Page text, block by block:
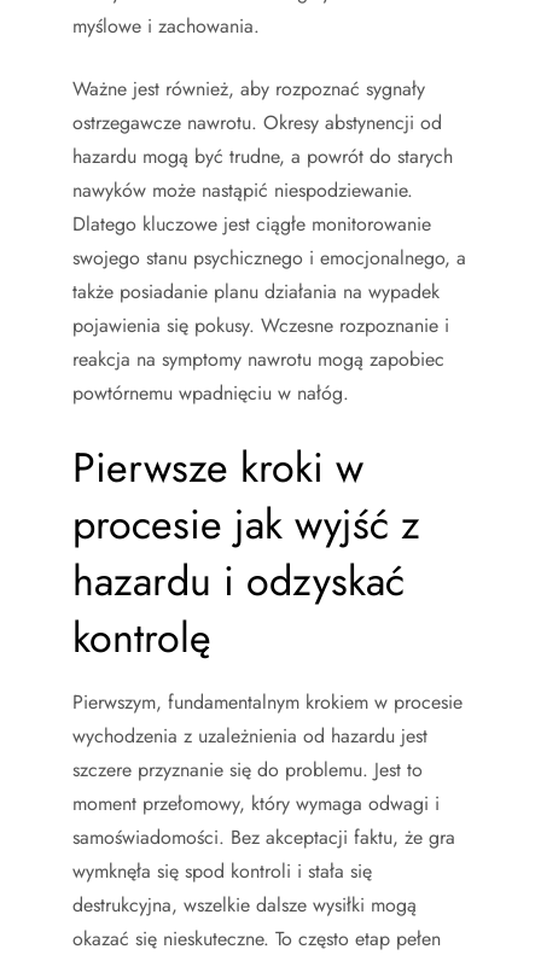
myślowe i zachowania.
Ważne jest również, aby rozpoznać sygnały
ostrzegawcze nawrotu. Okresy abstynencji od
hazardu mogą być trudne, a powrót do starych
nawyków może nastąpić niespodziewanie.
Dlatego kluczowe jest ciągłe monitorowanie
swojego stanu psychicznego i emocjonalnego, a
także posiadanie planu działania na wypadek
pojawienia się pokusy. Wczesne rozpoznanie i
reakcja na symptomy nawrotu mogą zapobiec
powtórnemu wpadnięciu w nałóg.
Pierwsze kroki w
procesie jak wyjść z
hazardu i odzyskać
kontrolę
Pierwszym, fundamentalnym krokiem w procesie
wychodzenia z uzależnienia od hazardu jest
szczere przyznanie się do problemu. Jest to
moment przełomowy, który wymaga odwagi i
samoświadomości. Bez akceptacji faktu, że gra
wymknęła się spod kontroli i stała się
destrukcyjna, wszelkie dalsze wysiłki mogą
okazać się nieskuteczne. To często etap pełen